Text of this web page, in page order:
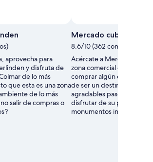
aprovecha para
y disfruta de
de lo más
que esta es una zona
de lo más
salir de compras o
Mercado cubierto de
8.6/10 (362 comentarios)
Acércate a Mercado
zona comercial de Colmar,
comprar algún que otro
de ser un destino que
agradables paseos, aquí
disfrutar de su panorama
monumentos interesantes.